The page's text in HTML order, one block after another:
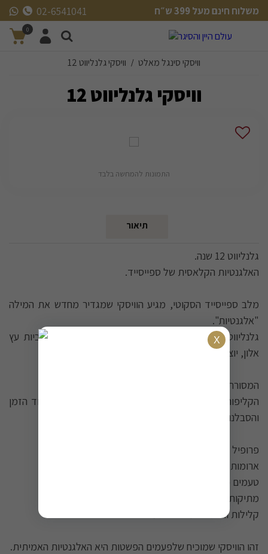
משלוח חינם מעל 399 ש״ח
משלוח חינם מעל 399 ש״ח
02-6541041
0
וויסקי סינגל מאלט / וויסקי גלנליווט 12
וויסקי גלנליווט 12
התמונות להמחשה בלבד
תיאור
גלנליווט 12 שנה.
האלגנטיות הקלאסית של ספייסייד.
מלב ספייסייד הסקוטי, מגיע הוויסקי שמגדיר מחדש את המילה
"אלגנטיות".
גלנליווט 12 הוא סינגל מאלט שעבר 12 שנות יישון בחביות עץ
אלון, יוצר חוויה קלילה ומעודנת.
המסורת הספייסייד האותנטית:
הקליפות מעניקות ארומות מעושנות עדינות של שרי, בעוד הזמן
והסבלנות מפתחים טעמים פרחוניים יוצאי דופן.
פרופיל טעמים:
ארומות מעושנות עדינות.
טעמים פרחוניים עדינים.
מתיקות טבעית של דבש ווניל קלאסי.
קלילות ואלגנטיות בכל לגימה.
זהו הוויסקי שמוכיח שלפעמים הפשטות היא האלגנטיות האמיתית.